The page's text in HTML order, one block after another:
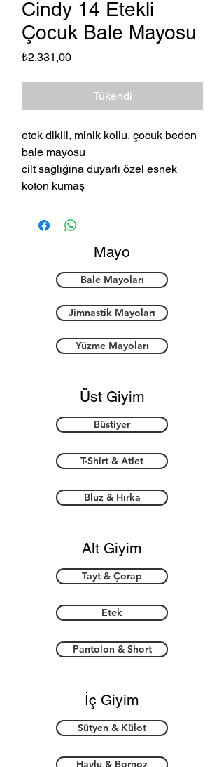
Cindy 14 Etekli
Çocuk Bale Mayosu
₺2.331,00Fiyat
Tükendi
etek dikili, minik kollu, çocuk beden
bale mayosu
cilt sağlığına duyarlı özel esnek
koton kumaş
Mayo
Bale Mayoları
Jimnastik Mayoları
Yüzme Mayoları
Üst Giyim
Büstiyer
T-Shirt & Atlet
Bluz & Hırka
Alt Giyim
Tayt & Çorap
Etek
Pantolon & Short
İç Giyim
Sütyen & Külot
Havlu & Bornoz